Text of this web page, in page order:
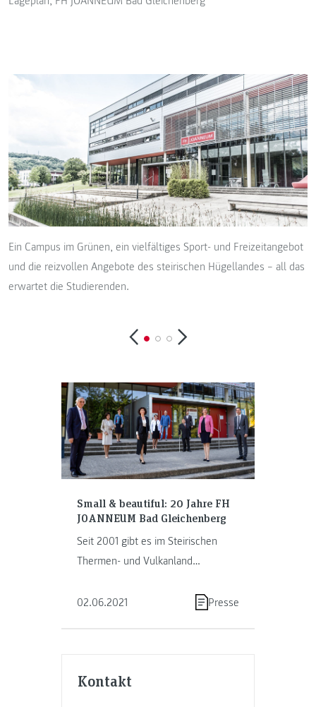
Small & beautiful: 20 Jahre FH
JOANNEUM Bad Gleichenberg
Seit 2001 gibt es im Steirischen
Thermen- und Vulkanland
Fachhochschul-Campus. Die FH
02.06.2021 Presse
Kontakt
Ein Campus im Grünen, ein vielfältiges Sport- und Freizeitangebot
und die reizvollen Angebote des steirischen Hügellandes – all das
erwartet die Studierenden.